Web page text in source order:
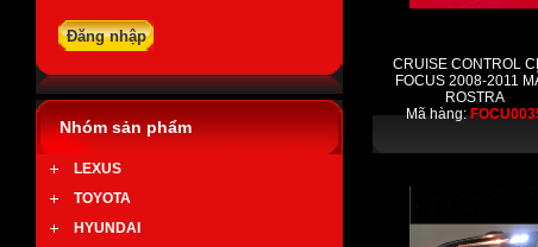
Nhóm sản phẩm
LEXUS
TOYOTA
HYUNDAI
CRUISE CONTROL
FOCUS 2008-2011
ROSTRA
Mã hàng: